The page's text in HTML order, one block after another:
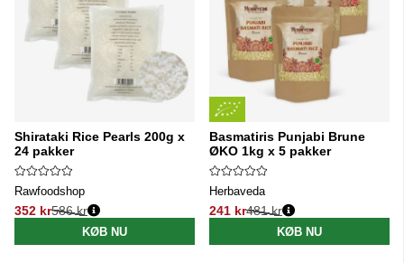
Shirataki Rice Pearls 200g x
24 pakker
Rawfoodshop
352 kr
Normalpris:
586 kr
KØB NU
Basmatiris Punjabi Brune
ØKO 1kg x 5 pakker
Herbaveda
241 kr
Normalpris:
481 kr
KØB NU